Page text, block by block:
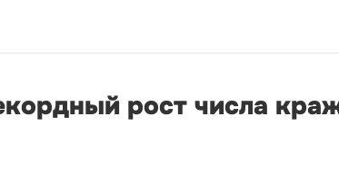
рост числа